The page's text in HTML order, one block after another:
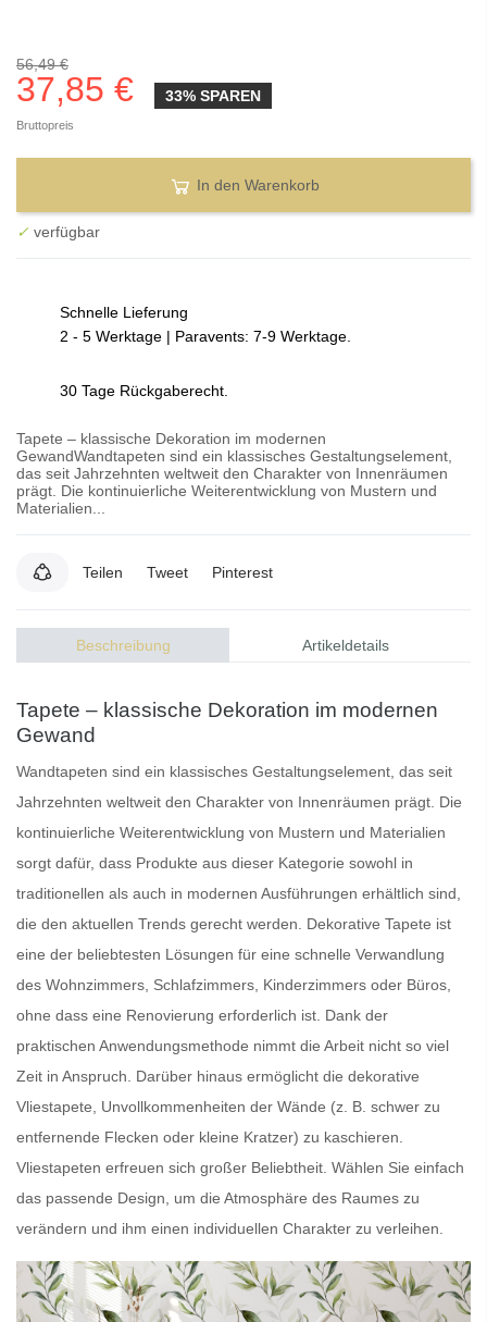
56,49 €
37,85 € 33% SPAREN
Bruttopreis
In den Warenkorb
✓ verfügbar
Schnelle Lieferung
2 - 5 Werktage | Paravents: 7-9 Werktage.
30 Tage Rückgaberecht.
Tapete – klassische Dekoration im modernen
GewandWandtapeten sind ein klassisches Gestaltungselement,
das seit Jahrzehnten weltweit den Charakter von Innenräumen
prägt. Die kontinuierliche Weiterentwicklung von Mustern und
Materialien...
Teilen Tweet Pinterest
Beschreibung Artikeldetails
Tapete – klassische Dekoration im modernen
Gewand
Wandtapeten sind ein klassisches Gestaltungselement, das seit
Jahrzehnten weltweit den Charakter von Innenräumen prägt. Die
kontinuierliche Weiterentwicklung von Mustern und Materialien
sorgt dafür, dass Produkte aus dieser Kategorie sowohl in
traditionellen als auch in modernen Ausführungen erhältlich sind,
die den aktuellen Trends gerecht werden. Dekorative Tapete ist
eine der beliebtesten Lösungen für eine schnelle Verwandlung
des Wohnzimmers, Schlafzimmers, Kinderzimmers oder Büros,
ohne dass eine Renovierung erforderlich ist. Dank der
praktischen Anwendungsmethode nimmt die Arbeit nicht so viel
Zeit in Anspruch. Darüber hinaus ermöglicht die dekorative
Vliestapete, Unvollkommenheiten der Wände (z. B. schwer zu
entfernende Flecken oder kleine Kratzer) zu kaschieren.
Vliestapeten erfreuen sich großer Beliebtheit. Wählen Sie einfach
das passende Design, um die Atmosphäre des Raumes zu
verändern und ihm einen individuellen Charakter zu verleihen.